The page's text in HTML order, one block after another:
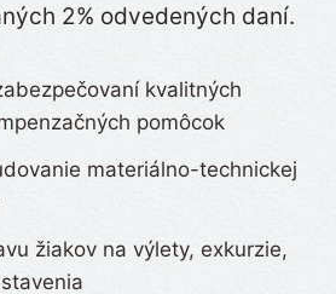
2% odvedených daní.
kvalitných
pomôcok
materiálno-technickej
žiakov na výlety, exkurzie,